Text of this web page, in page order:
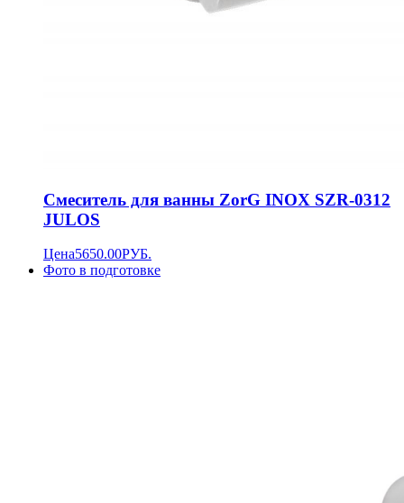
Смеситель для ванны ZorG INOX SZR-0312
JULOS
Цена5650.00РУБ.
Фото в подготовке